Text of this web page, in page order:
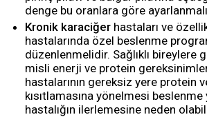
denge bu oranlara göre
Kronik karaciğerhastaları ve
hastalarında özel beslenme
düzenlenmelidir. Sağlıklı bireylere
misli enerji ve protein
hastalarının gereksiz yere protein
kısıtlamasına yönelmesi
hastalığın ilerlemesine neden